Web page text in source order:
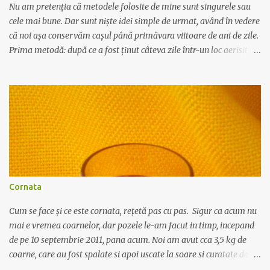
scurs. Curatirea trebu...
Nu am pretenția că metodele folosite de mine sunt singurele sau
cele mai bune. Dar sunt niște idei simple de urmat, având în vedere
că noi așa conservăm cașul până primăvara viitoare de ani de zile.
Prima metodă: după ce a fost ținut câteva zile într-un loc aerisit să
fiecare felie o învelim în pungă de plastic apoi toate feliile le
punem într-un sertar la congelator. A doua metodă: se feliază
cașul și se dă prin mașina de tocat. Se dă sare după gust și se
formează suluri învelite în folie transparentă care se pun la
congelator. Când avem nevoie de o felie sau de un rulou, îl scoatem
de la congelator și îl lăsăm în frigider până când se dezgheață - de
regulă de seara până dimineața. Dacă îl scoateți direct din
repede, pierde apa și rămâne un fel de brânză zguroasă și
neplăcută la gust c...
Cornata
Cum se face și ce este cornata, rețetă pas cu pas. Sigur ca acum nu
mai e vremea coarnelor, dar pozele le-am facut in timp, incepand
de pe 10 septembrie 2011, pana acum. Noi am avut cca 3,5 kg de
coarne, care au fost spalate si apoi uscate la soare si curatate de